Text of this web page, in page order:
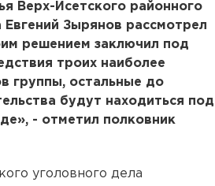
Верх-Исетского районного
Евгений Зырянов рассмотрел
решением заключил под
троих наиболее
группы, остальные до
будут находиться под
- отметил полковник
уголовного дела